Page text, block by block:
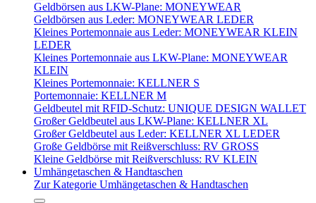
Geldbörsen aus LKW-Plane: MONEYWEAR
Geldbörsen aus Leder: MONEYWEAR LEDER
Kleines Portemonnaie aus Leder: MONEYWEAR KLEIN
LEDER
Kleines Portemonnaie aus LKW-Plane: MONEYWEAR
KLEIN
Kleines Portemonnaie: KELLNER S
Portemonnaie: KELLNER M
Geldbeutel mit RFID-Schutz: UNIQUE DESIGN WALLET
Großer Geldbeutel aus LKW-Plane: KELLNER XL
Großer Geldbeutel aus Leder: KELLNER XL LEDER
Große Geldbörse mit Reißverschluss: RV GROSS
Kleine Geldbörse mit Reißverschluss: RV KLEIN
Umhängetaschen & Handtaschen
Zur Kategorie Umhängetaschen & Handtaschen